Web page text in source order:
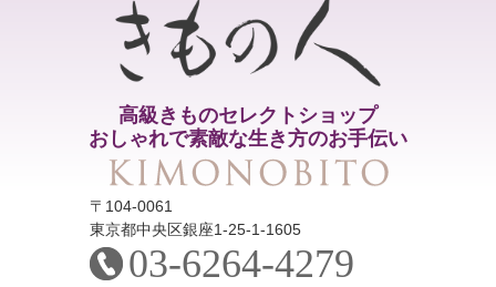
高級きものセレクトショップ
おしゃれで素敵な生き方のお手伝い
〒104-0061
東京都中央区銀座1-25-1-1605
03-6264-4279